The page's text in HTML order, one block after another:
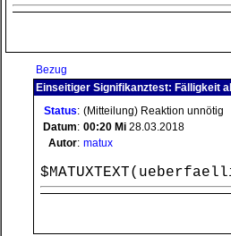
Bezug
Einseitiger Signifikanztest: Fälligkeit
Status: (Mitteilung) Reaktion unnötig
Datum: 00:20 Mi 28.03.2018
Autor: matux